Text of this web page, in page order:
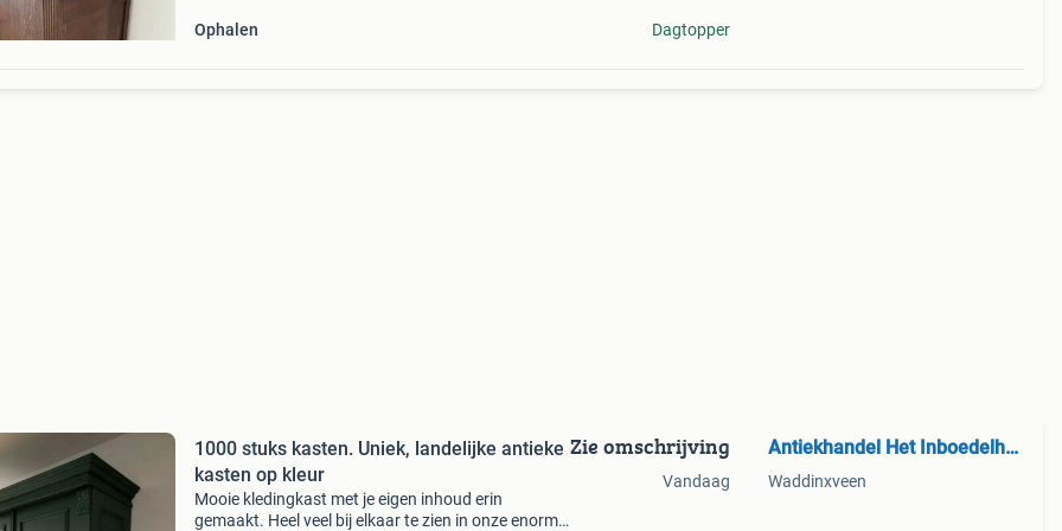
Ophalen
Dagtopper
1000 stuks kasten. Uniek, landelijke antieke
kasten op kleur
Mooie kledingkast met je eigen inhoud erin
gemaakt. Heel veel bij elkaar te zien in onze enorme
Zie omschrijving
Vandaag
Antiekhandel Het Inboedelhuis
Waddinxveen